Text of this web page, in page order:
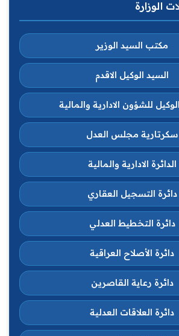
الوزارة
مكتب السيد الوزير
السيد الوكيل الاقدم
للشؤون الادارية والمالية
سكرتارية مجلس العدل
الدائرة الادارية والمالية
دائرة التسجيل العقاري
دائرة التخطيط العدلي
دائرة الأصلاح العراقية
دائرة رعاية القاصرين
دائرة العلاقات العدلية